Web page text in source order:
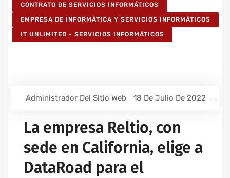
CONTRATO DE SERVICIOS INFORMÁTICOS
EMPRESA DE INFORMÁTICA Y SERVICIOS INFORMÁTICOS
IT UNLIMITED - SERVICIOS INFORMÁTICOS
Administrador Del Sitio Web 18 De Julio De 2022
La empresa Reltio, con
sede en California, elige a
DataRoad para el